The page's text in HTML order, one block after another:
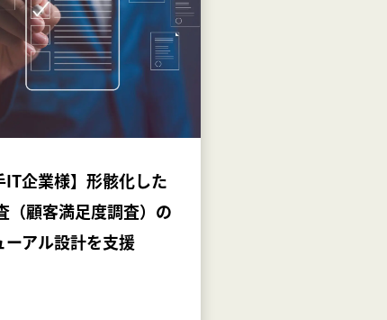
IT企業様】形骸化した
（顧客満足度調査）の
ーアル設計を支援